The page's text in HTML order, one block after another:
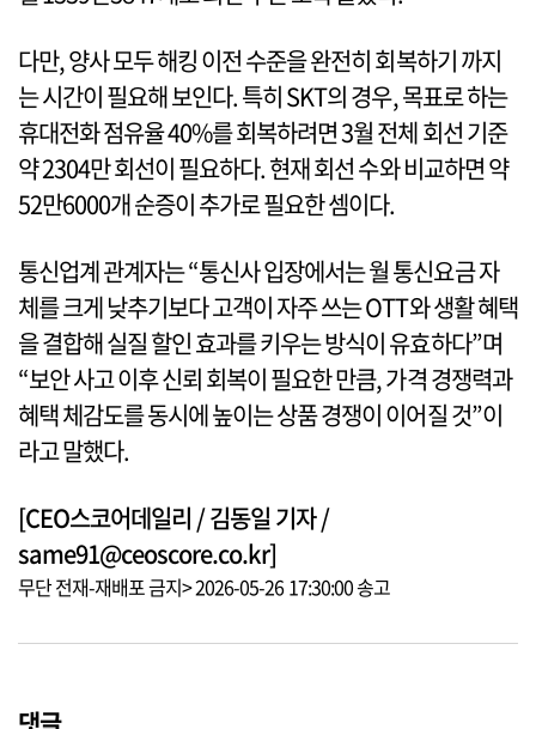
다만, 양사 모두 해킹 이전 수준을 완전히 회복하기 까지
는 시간이 필요해 보인다. 특히 SKT의 경우, 목표로 하는
휴대전화 점유율 40%를 회복하려면 3월 전체 회선 기준
약 2304만 회선이 필요하다. 현재 회선 수와 비교하면 약
52만6000개 순증이 추가로 필요한 셈이다.
통신업계 관계자는 “통신사 입장에서는 월 통신요금 자
체를 크게 낮추기보다 고객이 자주 쓰는 OTT와 생활 혜택
을 결합해 실질 할인 효과를 키우는 방식이 유효하다”며
“보안 사고 이후 신뢰 회복이 필요한 만큼, 가격 경쟁력과
혜택 체감도를 동시에 높이는 상품 경쟁이 이어질 것”이
라고 말했다.
[CEO스코어데일리 / 김동일 기자 /
same91@ceoscore.co.kr]
무단 전재-재배포 금지> 2026-05-26 17:30:00 송고